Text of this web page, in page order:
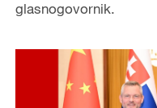
glasnogovornik.